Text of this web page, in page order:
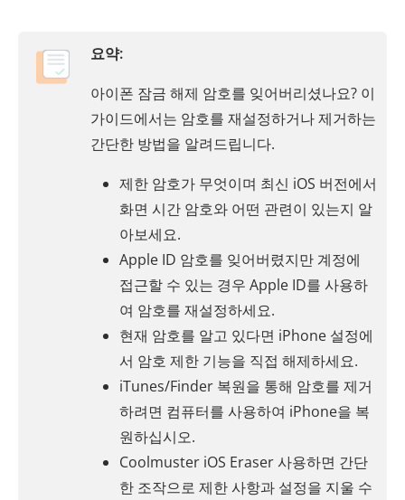
요약:
아이폰 잠금 해제 암호를 잊어버리셨나요? 이
가이드에서는 암호를 재설정하거나 제거하는
간단한 방법을 알려드립니다.
제한 암호가 무엇이며 최신 iOS 버전에서
화면 시간 암호와 어떤 관련이 있는지 알
아보세요.
Apple ID 암호를 잊어버렸지만 계정에
접근할 수 있는 경우 Apple ID를 사용하
여 암호를 재설정하세요.
현재 암호를 알고 있다면 iPhone 설정에
서 암호 제한 기능을 직접 해제하세요.
iTunes/Finder 복원을 통해 암호를 제거
하려면 컴퓨터를 사용하여 iPhone을 복
원하십시오.
Coolmuster iOS Eraser 사용하면 간단
한 조작으로 제한 사항과 설정을 지울 수